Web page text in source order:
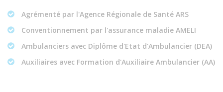
Agrémenté par l'Agence Régionale de Santé ARS
Conventionnement par l'assurance maladie AMELI
Ambulanciers avec Diplôme d'Etat d'Ambulancier (DEA)
Auxiliaires avec Formation d'Auxiliaire Ambulancier (AA)